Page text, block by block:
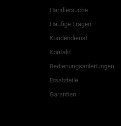
Händlersuche
Häufige Fragen
Kundendienst
Kontakt
Bedienungsanleitungen
Ersatzteile
Garantien